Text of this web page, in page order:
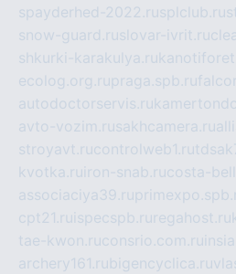
spayderhed-2022.rusplclub.ru
snow-guard.ruslovar-ivrit.ru
shkurki-karakulya.ru
ecolog.org.rupraga.spb.ru
autodoctorservis.ru
avto-vozim.rusakhcamera.ru
stroyavt.rucontrolweb1.ru
kvotka.ru iron-snab.rucosta-
associaciya39.ru
cpt21.ru ispecspb.ru regahost.ru
tae-kwon.ruconsrio.com.ru
archery161.rubigencyclica.ru